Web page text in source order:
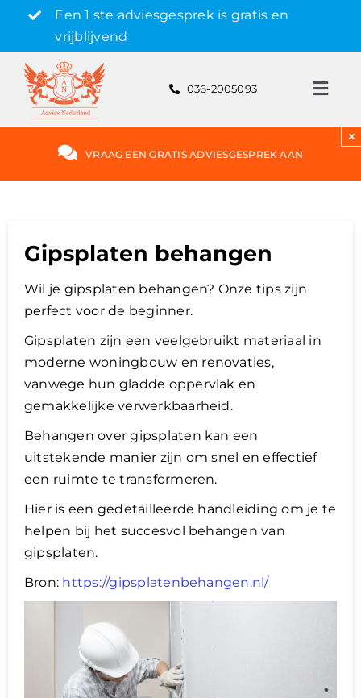
content
Een 1 ste adviesgesprek is gratis en
vrijblijvend
Hypotheek
Hypotheekvormen
Bereken
Overwaarde
over advies nederland
Renovlies
036-2005093
VRAAG EEN GRATIS ADVIESGESPREK AAN
×
Gipsplaten behangen
Wil je gipsplaten behangen? Onze tips zijn
perfect voor de beginner.
Gipsplaten zijn een veelgebruikt materiaal in
moderne woningbouw en renovaties,
vanwege hun gladde oppervlak en
gemakkelijke verwerkbaarheid.
Behangen over gipsplaten kan een
uitstekende manier zijn om snel en effectief
een ruimte te transformeren.
Hier is een gedetailleerde handleiding om je te
helpen bij het succesvol behangen van
gipsplaten.
Bron: https://gipsplatenbehangen.nl/